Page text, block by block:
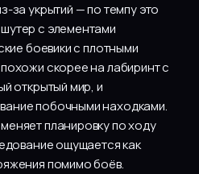
за укрытий — по темпу это
с элементами
боевики с плотными
скорее на лабиринт с
открытый мир, и
побочными находками.
планировку по ходу
ощущается как
помимо боёв.